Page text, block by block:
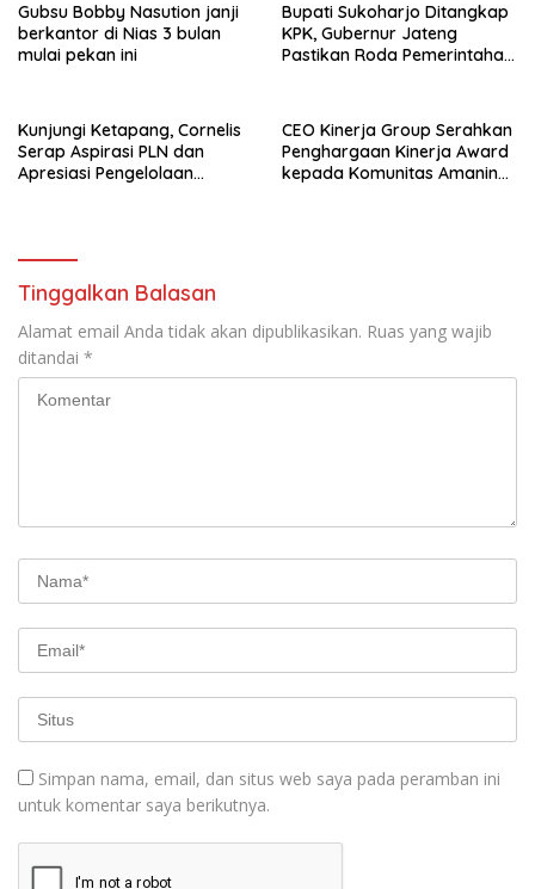
Gubsu Bobby Nasution janji
berkantor di Nias 3 bulan
mulai pekan ini
Bupati Sukoharjo Ditangkap
KPK, Gubernur Jateng
Pastikan Roda Pemerintahan
Kunjungi Ketapang, Cornelis
Serap Aspirasi PLN dan
Apresiasi Pengelolaan
CEO Kinerja Group Serahkan
Penghargaan Kinerja Award
kepada Komunitas Amanina
Tinggalkan Balasan
Alamat email Anda tidak akan dipublikasikan. Ruas yang wajib
ditandai *
Simpan nama, email, dan situs web saya pada peramban ini
untuk komentar saya berikutnya.